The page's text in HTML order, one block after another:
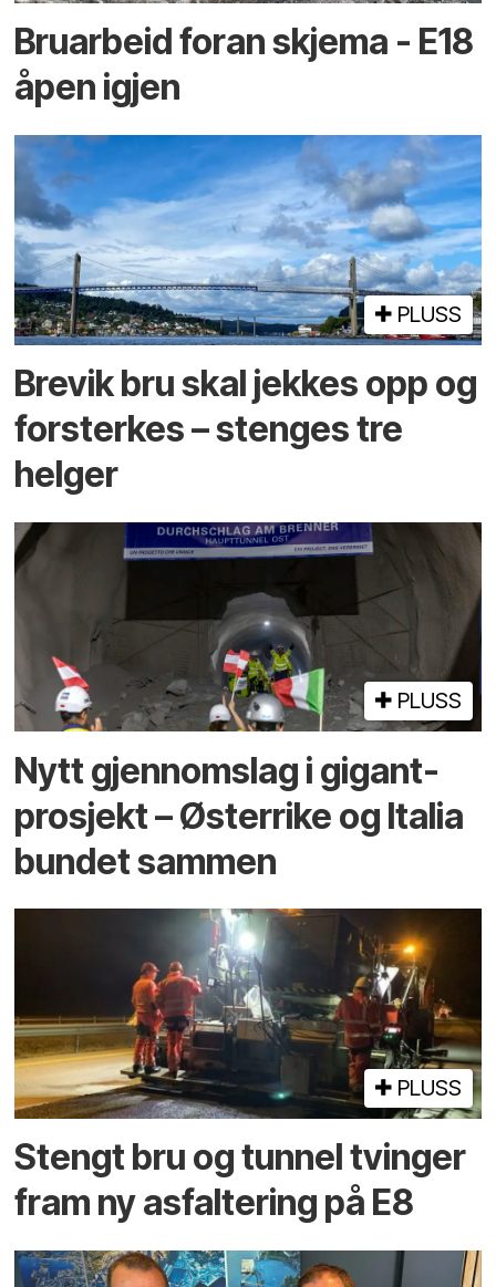
Bruarbeid foran skjema - E18
åpen igjen
PLUSS
Brevik bru skal jekkes opp og
forsterkes – stenges tre
helger
PLUSS
Nytt gjennomslag i gigant­
prosjekt – Østerrike og Italia
bundet sammen
PLUSS
Stengt bru og tunnel tvinger
fram ny asfaltering på E8